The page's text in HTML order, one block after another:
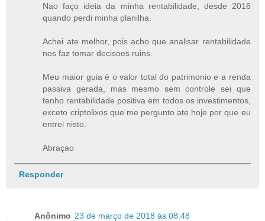
Nao faço ideia da minha rentabilidade, desde 2016
quando perdi minha planilha.
Achei ate melhor, pois acho que analisar rentabilidade
nos faz tomar decisoes ruins.
Meu maior guia é o valor total do patrimonio e a renda
passiva gerada, mas mesmo sem controle sei que
tenho rentabilidade positiva em todos os investimentos,
exceto criptolixos que me pergunto ate hoje por que eu
entrei nisto.
Abraçao
Responder
Anônimo 23 de março de 2018 às 08:48